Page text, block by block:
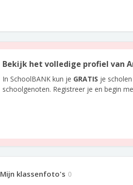
Bekijk het volledige profiel van
In SchoolBANK kun je GRATIS je
schoolgenoten. Registreer je en begin
Mijn klassenfoto's 0